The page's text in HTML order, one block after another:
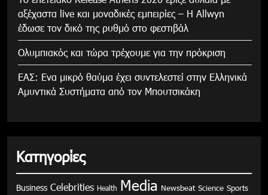
αξέχαστα live και μοναδικές εμπειρίες – Η Allwyn
έδωσε τον δικό της ρυθμό στο φεστιβάλ
Ολυμπιακός και τώρα τρέχουμε για την πρόκριση
ΕΑΣ: Ενα μικρό θαύμα έχει συντελεστεί στην Ελληνικά
Αμυντικά Συστήματα από τον Μπουτσικάκη
Κατηγορίες
Business Celebrities Health Media Newsbeat Science Sports